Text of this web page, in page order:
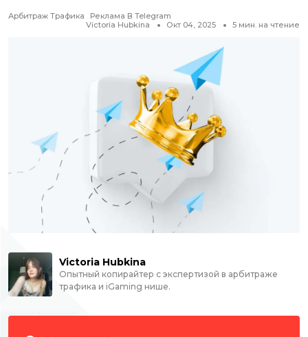
Арбитраж Трафика
Реклама В Telegram
Victoria Hubkina
Окт 04, 2025 5 мин. на чтение
Victoria Hubkina
Опытный копирайтер с экспертизой в арбитраже
трафика и iGaming нише.